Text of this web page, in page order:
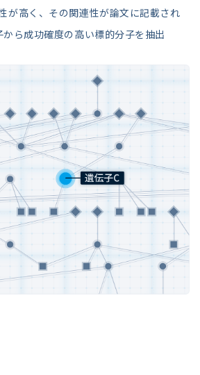
が高く、その関連性が論文に記載され
ら成功確度の高い標的分子を抽出